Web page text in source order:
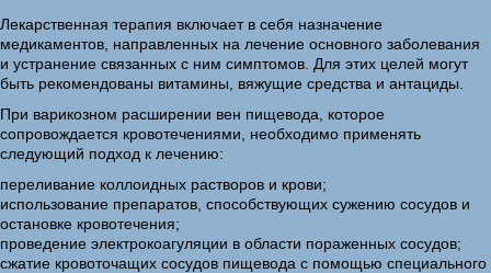
Лекарственная терапия включает в себя назначение
медикаментов, направленных на лечение основного заболевания
и устранение связанных с ним симптомов. Для этих целей могут
быть рекомендованы витамины, вяжущие средства и антациды.
При варикозном расширении вен пищевода, которое
сопровождается кровотечениями, необходимо применять
следующий подход к лечению:
переливание коллоидных растворов и крови;
использование препаратов, способствующих сужению сосудов и
остановке кровотечения;
проведение электрокоагуляции в области пораженных сосудов;
сжатие кровоточащих сосудов пищевода с помощью специального